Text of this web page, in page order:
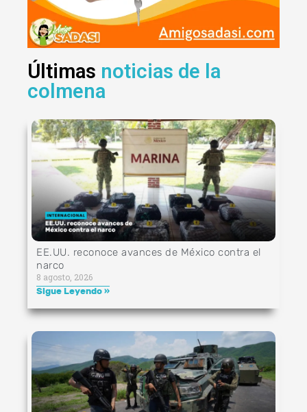
Últimas noticias de la
colmena
EE.UU. reconoce avances de México contra el
narco
8 agosto, 2026
Sigue Leyendo »